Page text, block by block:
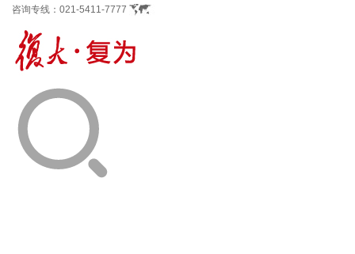
咨询专线： 021-5411-7777